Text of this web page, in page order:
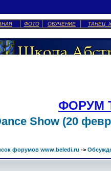
ФОТО ОБУЧЕНИЕ ТАНЕЦ
ФОРУМ
Show (20
форумов www.beledi.ru ->